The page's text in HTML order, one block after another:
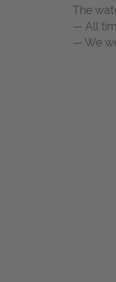
The
— All
— We